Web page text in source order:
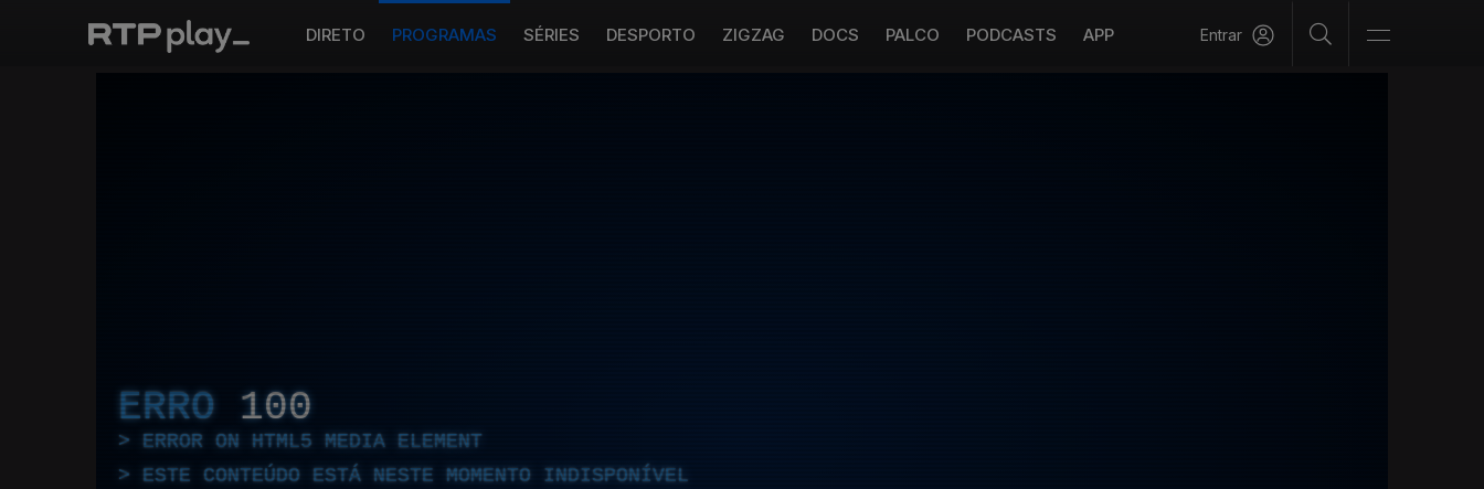
DIRETO PROGRAMAS SÉRIES DESPORTO ZIGZAG DOCS PALCO PODCASTS APP Entrar
ERRO 100
ERROR ON HTML5 MEDIA ELEMENT
ESTE CONTEÚDO ESTÁ NESTE MOMENTO INDISPONÍVEL